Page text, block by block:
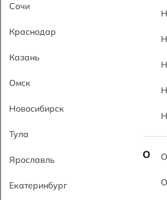
Сочи
Краснодар
Казань
Омск
Новосибирск
Тула
Ярославль
Екатеринбург
О